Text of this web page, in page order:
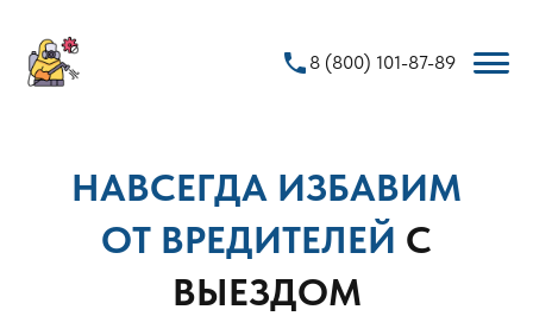
phone 8 (800) 101-87-89
НАВСЕГДА ИЗБАВИМ
ОТ ВРЕДИТЕЛЕЙ С
ВЫЕЗДОМ